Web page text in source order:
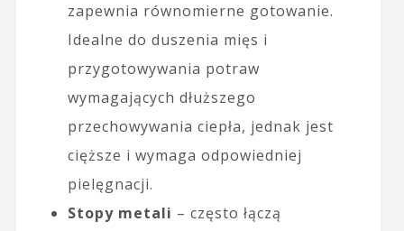
zapewnia równomierne gotowanie.
Idealne do duszenia mięs i
przygotowywania potraw
wymagających dłuższego
przechowywania ciepła, jednak jest
cięższe i wymaga odpowiedniej
pielęgnacji.
Stopy metali – często łączą